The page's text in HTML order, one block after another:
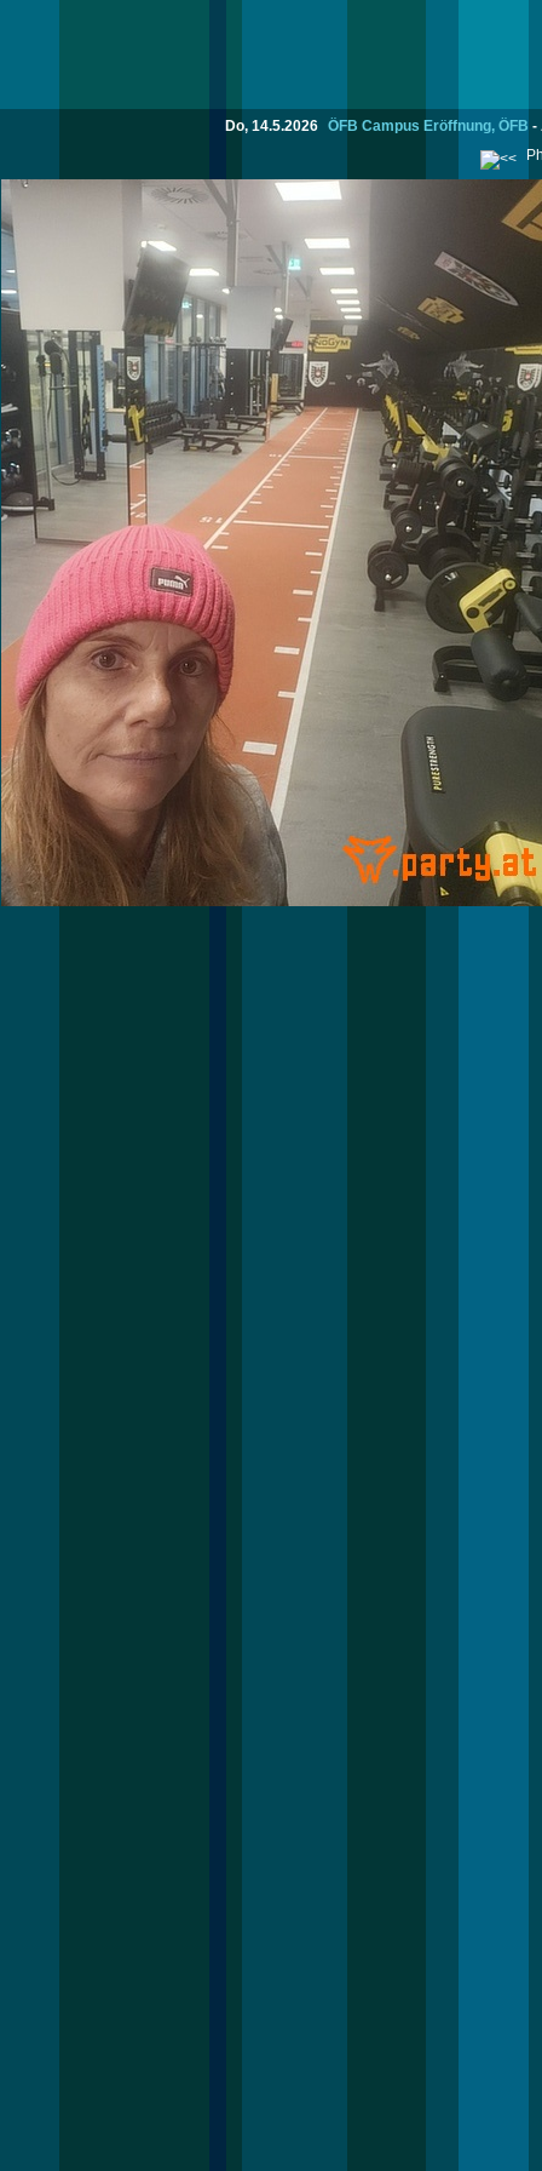
Do, 14.5.2026 ÖFB Campus Eröffnung, ÖFB -